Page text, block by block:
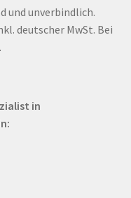
und unverbindlich.
deutscher MwSt. Bei
in